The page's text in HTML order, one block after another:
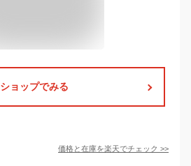
ショップでみる
価格と在庫を楽天でチェック >>